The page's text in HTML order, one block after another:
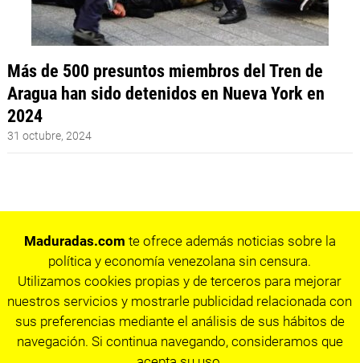
Más de 500 presuntos miembros del Tren de
Aragua han sido detenidos en Nueva York en
2024
31 octubre, 2024
Maduradas.com te ofrece además noticias sobre la
política y economía venezolana sin censura.
Utilizamos cookies propias y de terceros para mejorar
nuestros servicios y mostrarle publicidad relacionada con
sus preferencias mediante el análisis de sus hábitos de
navegación. Si continua navegando, consideramos que